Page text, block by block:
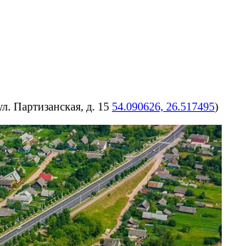
Партизанская, д. 15 54.090626, 26.517495)